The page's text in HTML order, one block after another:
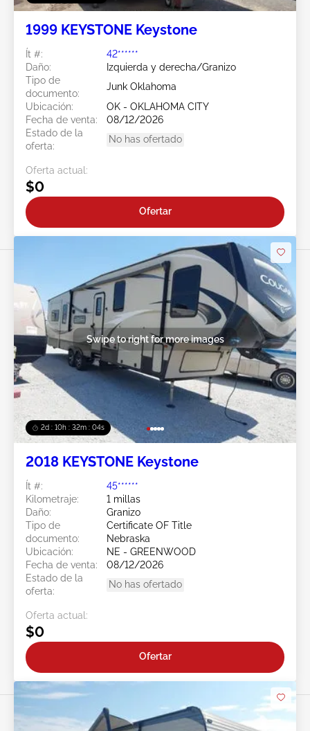
1999 KEYSTONE Keystone
Ít #:
42******
Daño:
Izquierda y derecha/Granizo
Tipo de
documento:
Junk Oklahoma
Ubicación:
OK - OKLAHOMA CITY
Fecha de venta:
08/12/2026
Estado de la
oferta:
No has ofertado
Oferta actual:
$0
Ofertar
2d : 10h : 32m : 01s
Swipe to right for more images
2018 KEYSTONE Keystone
Ít #:
45******
Kilometraje:
1 millas
Daño:
Granizo
Tipo de
documento:
Certificate OF Title
Nebraska
Ubicación:
NE - GREENWOOD
Fecha de venta:
08/12/2026
Estado de la
oferta:
No has ofertado
Oferta actual:
$0
Ofertar